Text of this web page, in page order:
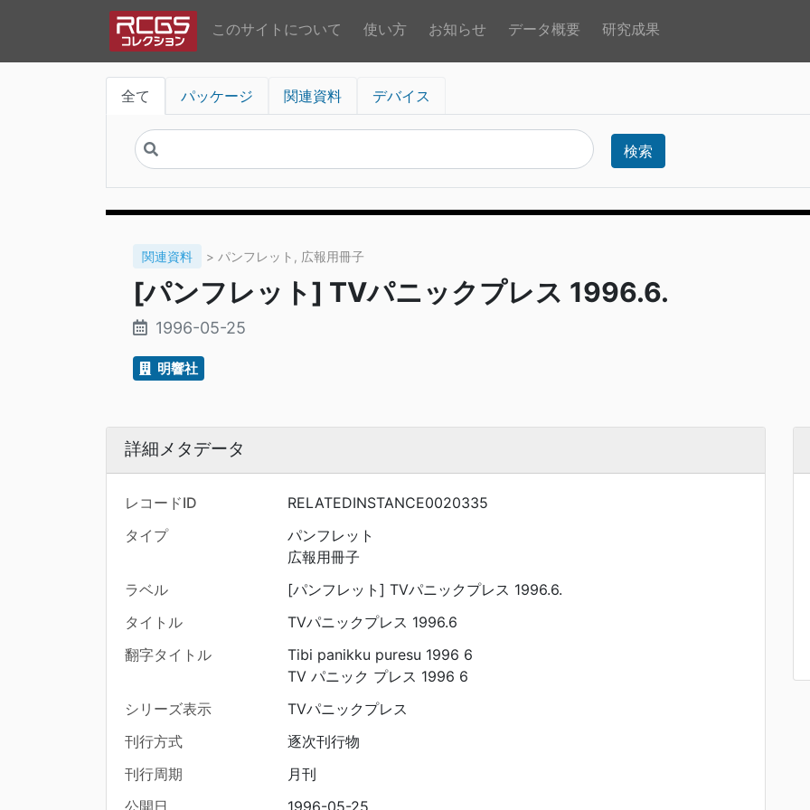
このサイトについて 使い方 お知らせ データ概要 研究成果
全て パッケージ 関連資料 デバイス
検索
関連資料 > パンフレット, 広報用冊子
[パンフレット] TVパニックプレス 1996.6.
1996-05-25
明響社
詳細メタデータ
レコードID
RELATEDINSTANCE0020335
タイプ
パンフレット
広報用冊子
ラベル
[パンフレット] TVパニックプレス 1996.6.
タイトル
TVパニックプレス 1996.6
翻字タイトル
Tibi panikku puresu 1996 6
TV パニック プレス 1996 6
シリーズ表示
TVパニックプレス
刊行方式
逐次刊行物
刊行周期
月刊
公開日
1996-05-25